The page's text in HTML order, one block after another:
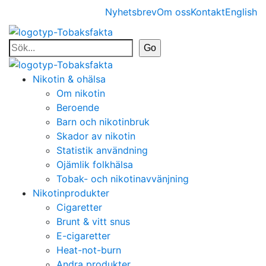
NyhetsbrevOm ossKontaktEnglish
Nikotin & ohälsa
Om nikotin
Beroende
Barn och nikotinbruk
Skador av nikotin
Statistik användning
Ojämlik folkhälsa
Tobak- och nikotinavvänjning
Nikotinprodukter
Cigaretter
Brunt & vitt snus
E-cigaretter
Heat-not-burn